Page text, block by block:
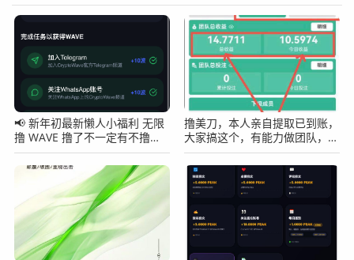
📢 新年初最新懒人小福利 无限
撸 WAVE 撸了不一定有不撸肯
定没有！
撸美刀，本人亲自提取已到账，
大家搞这个，有能力做团队，无
线代收溢